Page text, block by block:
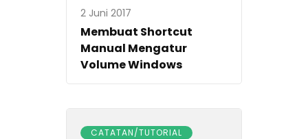
2 Juni 2017
Membuat Shortcut
Manual Mengatur
Volume Windows
CATATAN/TUTORIAL